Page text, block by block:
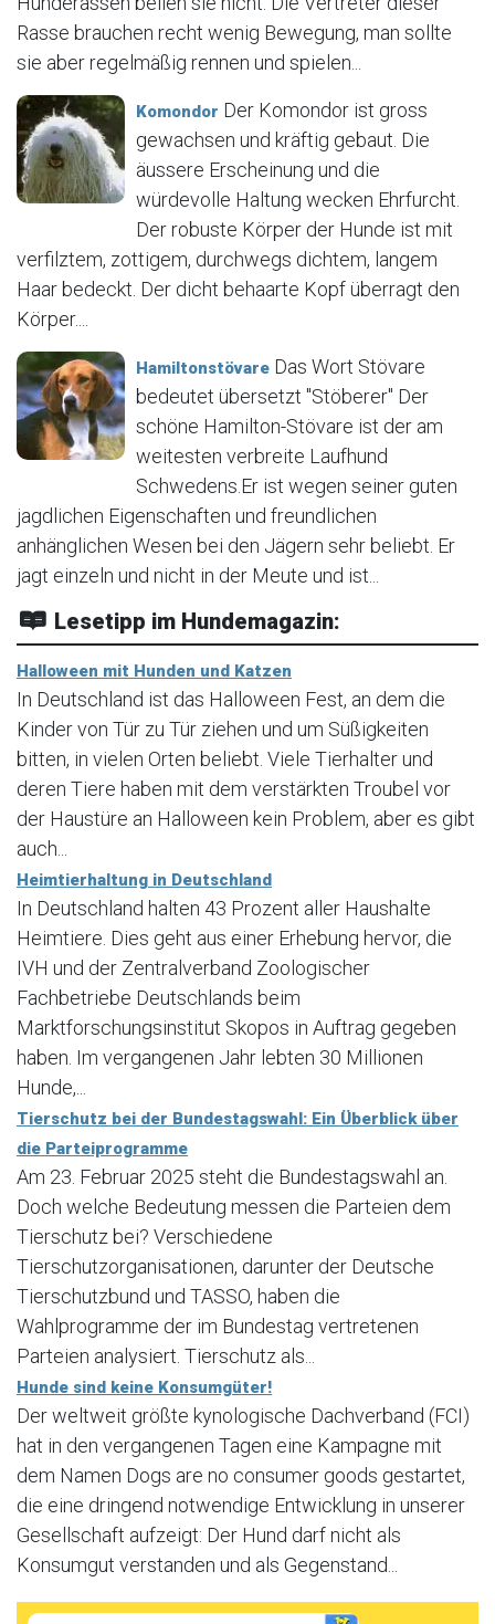
Rasse brauchen recht wenig Bewegung, man sollte
sie aber regelmäßig rennen und spielen...
Komondor Der Komondor ist gross
gewachsen und kräftig gebaut. Die
äussere Erscheinung und die
würdevolle Haltung wecken Ehrfurcht.
Der robuste Körper der Hunde ist mit
verfilztem, zottigem, durchwegs dichtem, langem
Haar bedeckt. Der dicht behaarte Kopf überragt den
Körper....
Hamiltonstövare Das Wort Stövare
bedeutet übersetzt "Stöberer" Der
schöne Hamilton-Stövare ist der am
weitesten verbreite Laufhund
Schwedens.Er ist wegen seiner guten
jagdlichen Eigenschaften und freundlichen
anhänglichen Wesen bei den Jägern sehr beliebt. Er
jagt einzeln und nicht in der Meute und ist...
Lesetipp im Hundemagazin:
Halloween mit Hunden und Katzen
In Deutschland ist das Halloween Fest, an dem die
Kinder von Tür zu Tür ziehen und um Süßigkeiten
bitten, in vielen Orten beliebt. Viele Tierhalter und
deren Tiere haben mit dem verstärkten Troubel vor
der Haustüre an Halloween kein Problem, aber es gibt
auch...
Heimtierhaltung in Deutschland
In Deutschland halten 43 Prozent aller Haushalte
Heimtiere. Dies geht aus einer Erhebung hervor, die
IVH und der Zentralverband Zoologischer
Fachbetriebe Deutschlands beim
Marktforschungsinstitut Skopos in Auftrag gegeben
haben. Im vergangenen Jahr lebten 30 Millionen
Hunde,...
Tierschutz bei der Bundestagswahl: Ein Überblick über
die Parteiprogramme
Am 23. Februar 2025 steht die Bundestagswahl an.
Doch welche Bedeutung messen die Parteien dem
Tierschutz bei? Verschiedene
Tierschutzorganisationen, darunter der Deutsche
Tierschutzbund und TASSO, haben die
Wahlprogramme der im Bundestag vertretenen
Parteien analysiert. Tierschutz als...
Hunde sind keine Konsumgüter!
Der weltweit größte kynologische Dachverband (FCI)
hat in den vergangenen Tagen eine Kampagne mit
dem Namen Dogs are no consumer goods gestartet,
die eine dringend notwendige Entwicklung in unserer
Gesellschaft aufzeigt: Der Hund darf nicht als
Konsumgut verstanden und als Gegenstand...